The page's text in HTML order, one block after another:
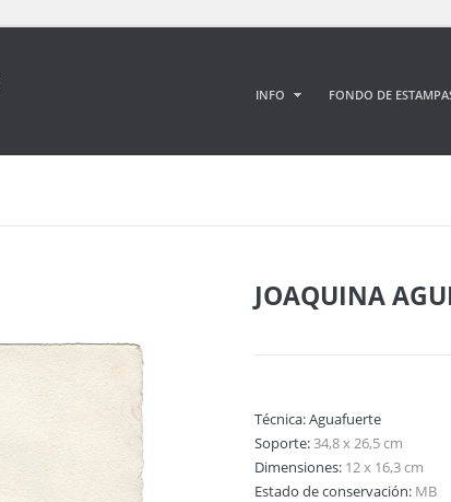
INFO FONDO DE
JOAQUINA
Técnica:Aguafuerte
Soporte:34,8 x 26,5 cm
Dimensiones: 12 x 16,3 cm
Estado de conservación: MB